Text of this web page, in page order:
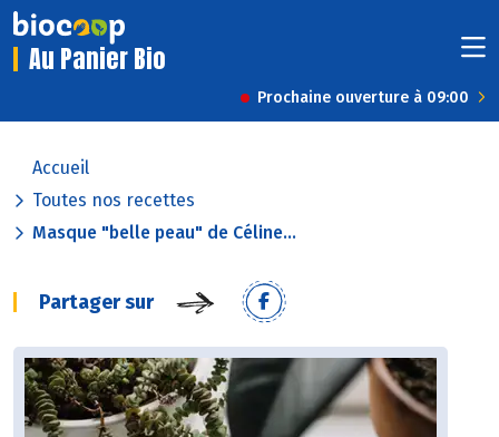
Au Panier Bio
Prochaine ouverture à 09:00
Accueil
Toutes nos recettes
Masque "belle peau" de Céline...
Partager sur